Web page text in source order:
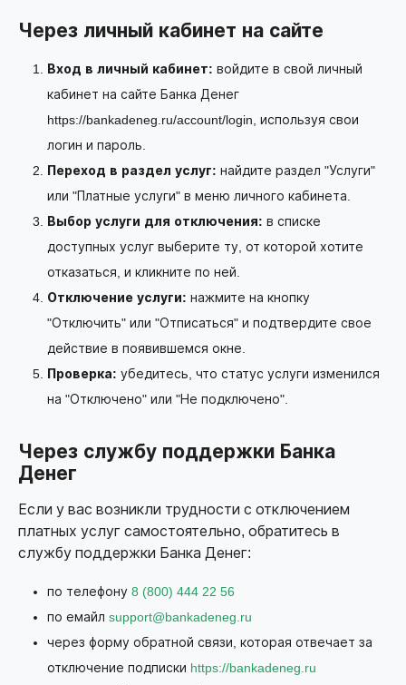
Через личный кабинет на сайте
Вход в личный кабинет: войдите в свой личный
кабинет на сайте Банка Денег
https://bankadeneg.ru/account/login, используя свои
логин и пароль.
Переход в раздел услуг: найдите раздел "Услуги"
или "Платные услуги" в меню личного кабинета.
Выбор услуги для отключения: в списке
доступных услуг выберите ту, от которой хотите
отказаться, и кликните по ней.
Отключение услуги: нажмите на кнопку
"Отключить" или "Отписаться" и подтвердите свое
действие в появившемся окне.
Проверка: убедитесь, что статус услуги изменился
на "Отключено" или "Не подключено".
Через службу поддержки Банка
Денег
Если у вас возникли трудности с отключением
платных услуг самостоятельно, обратитесь в
службу поддержки Банка Денег:
по телефону 8 (800) 444 22 56
по емайл support@bankadeneg.ru
через форму обратной связи, которая отвечает за
отключение подписки https://bankadeneg.ru